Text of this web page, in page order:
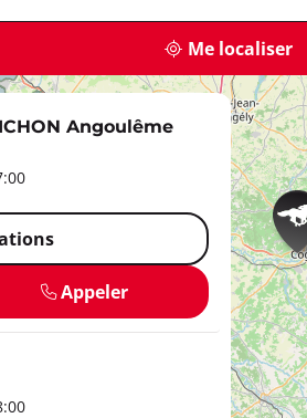
Me localiser
Angoulême
Appeler